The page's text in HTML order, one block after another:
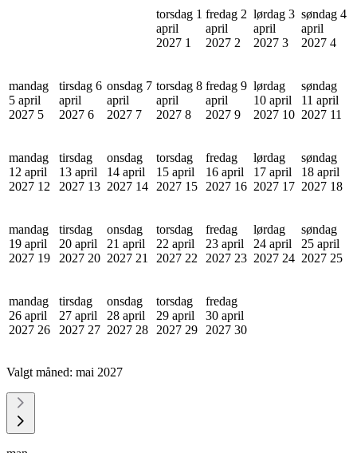
torsdag 1
april
2027 1
fredag 2
april
2027 2
lørdag 3
april
2027 3
søndag 4
april
2027 4
mandag
5 april
2027 5
tirsdag 6
april
2027 6
onsdag 7
april
2027 7
torsdag 8
april
2027 8
fredag 9
april
2027 9
lørdag
10 april
2027 10
søndag
11 april
2027 11
mandag
12 april
2027 12
tirsdag
13 april
2027 13
onsdag
14 april
2027 14
torsdag
15 april
2027 15
fredag
16 april
2027 16
lørdag
17 april
2027 17
søndag
18 april
2027 18
mandag
19 april
2027 19
tirsdag
20 april
2027 20
onsdag
21 april
2027 21
torsdag
22 april
2027 22
fredag
23 april
2027 23
lørdag
24 april
2027 24
søndag
25 april
2027 25
mandag
26 april
2027 26
tirsdag
27 april
2027 27
onsdag
28 april
2027 28
torsdag
29 april
2027 29
fredag
30 april
2027 30
Valgt måned: mai 2027